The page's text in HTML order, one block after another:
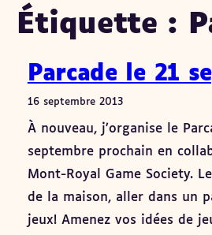
Étiquette :
Parcade le 21
16 septembre 2013
À nouveau, j’organise le
septembre prochain en
Mont-Royal Game Society.
de la maison, aller dans un
jeux! Amenez vos idées de